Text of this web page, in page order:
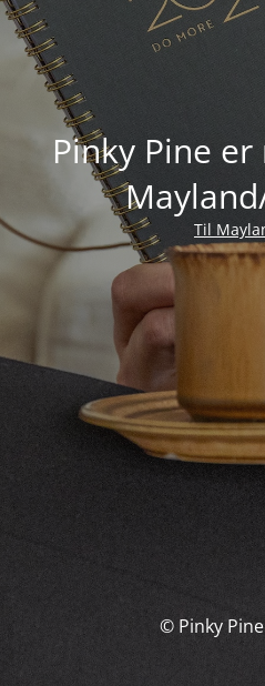
Pinky Pine
Til
© Pinky